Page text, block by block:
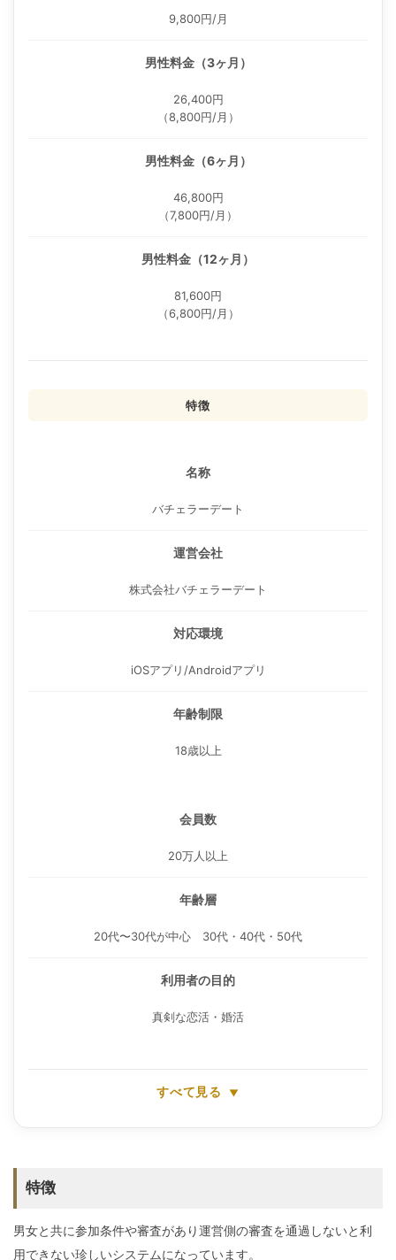
9,800円/月
男性料金（3ヶ月）
26,400円
（8,800円/月）
男性料金（6ヶ月）
46,800円
（7,800円/月）
男性料金（12ヶ月）
81,600円
（6,800円/月）
特徴
名称
バチェラーデート
運営会社
株式会社バチェラーデート
対応環境
iOSアプリ/Androidアプリ
年齢制限
18歳以上
会員数
20万人以上
年齢層
20代〜30代が中心 30代・40代・50代
利用者の目的
真剣な恋活・婚活
すべて見る
特徴
男女と共に参加条件や審査があり運営側の審査を通過しないと利
用できない珍しいシステムになっています。